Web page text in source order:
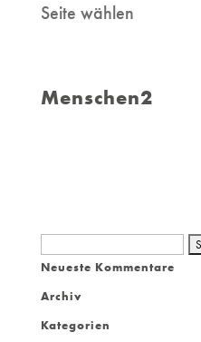
Seite wählen
Menschen2
Suchen
nach:
Neueste Kommentare
Archiv
Kategorien